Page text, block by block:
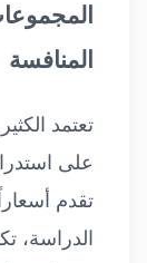
المنافسة
تعتمد
على
تقدم
الدراسة،